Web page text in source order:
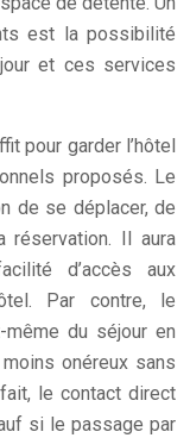
est la possibilité
et ces services
pour garder l’hôtel
proposés. Le
de se déplacer, de
réservation. Il aura
d’accès aux
Par contre, le
du séjour en
onéreux sans
le contact direct
si le passage par